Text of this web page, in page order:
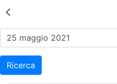
Risultati
Ricerca